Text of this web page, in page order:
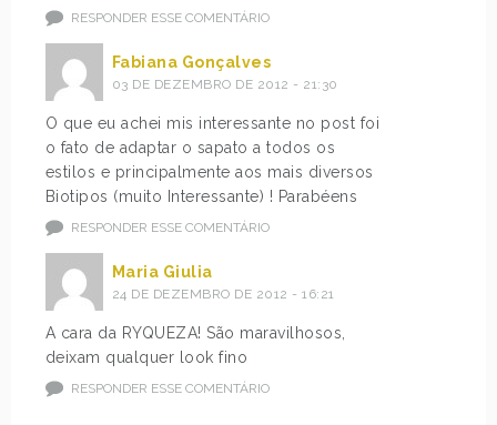
RESPONDER ESSE COMENTÁRIO
Fabiana Gonçalves
03 DE DEZEMBRO DE 2012 - 21:30
O que eu achei mis interessante no post foi
o fato de adaptar o sapato a todos os
estilos e principalmente aos mais diversos
Biotipos (muito Interessante) ! Parabéens
RESPONDER ESSE COMENTÁRIO
Maria Giulia
24 DE DEZEMBRO DE 2012 - 16:21
A cara da RYQUEZA! São maravilhosos,
deixam qualquer look fino
RESPONDER ESSE COMENTÁRIO